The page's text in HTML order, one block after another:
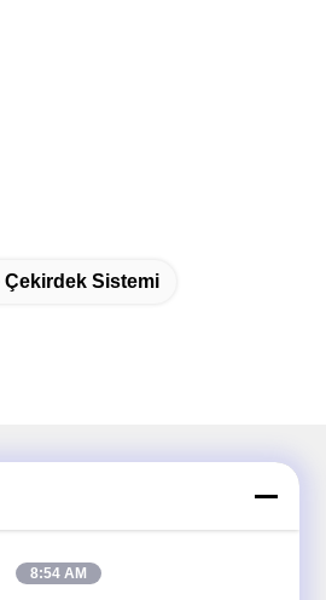
Çekirdek Sistemi
8:54 AM